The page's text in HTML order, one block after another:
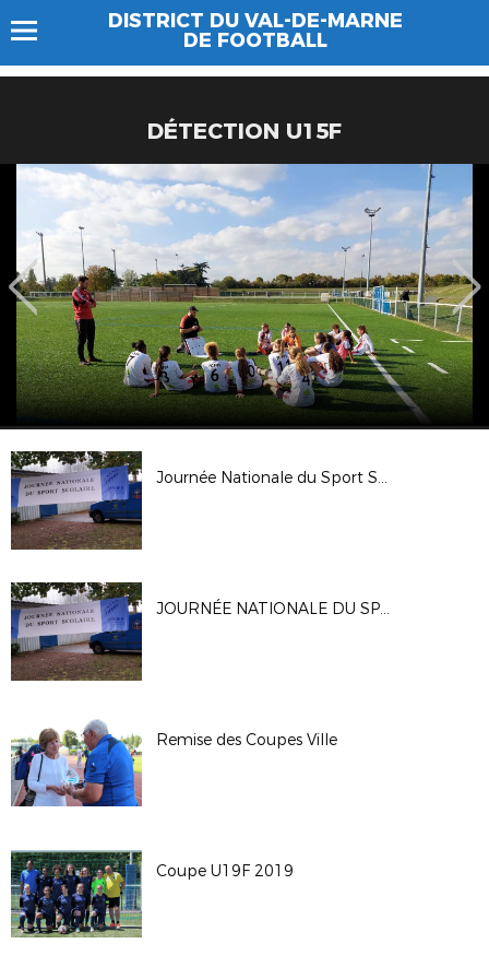
DISTRICT DU VAL-DE-MARNE
DE FOOTBALL
DÉTECTION U15F
Journée Nationale du Sport Scolaire
JOURNÉE NATIONALE DU SPORT SCOLAIRE
Remise des Coupes Ville
Coupe U19F 2019